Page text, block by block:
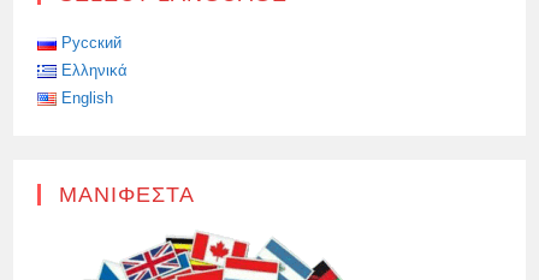
Русский
Ελληνικά
English
ΜΑΝΙΦΈΣΤΑ